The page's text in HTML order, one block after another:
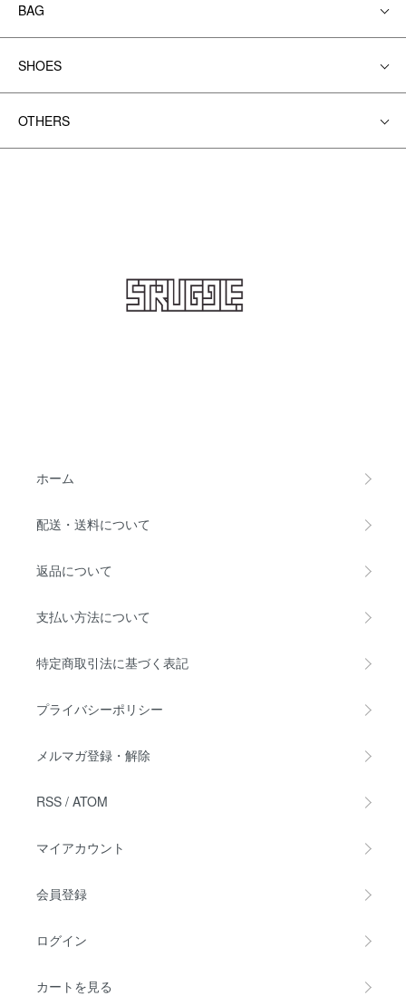
BAG
SHOES
OTHERS
ホーム
配送・送料について
返品について
支払い方法について
特定商取引法に基づく表記
プライバシーポリシー
メルマガ登録・解除
RSS / ATOM
マイアカウント
会員登録
ログイン
カートを見る